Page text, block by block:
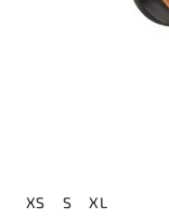
XS S
XL